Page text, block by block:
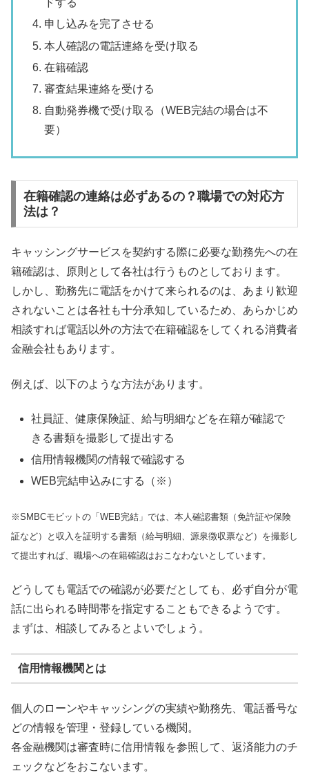
ドする
申し込みを完了させる
本人確認の電話連絡を受け取る
在籍確認
審査結果連絡を受ける
自動発券機で受け取る（WEB完結の場合は不
要）
在籍確認の連絡は必ずあるの？職場での対応方
法は？
キャッシングサービスを契約する際に必要な勤務先への在
籍確認は、原則として各社は行うものとしております。
しかし、勤務先に電話をかけて来られるのは、あまり歓迎
されないことは各社も十分承知しているため、あらかじめ
相談すれば電話以外の方法で在籍確認をしてくれる消費者
金融会社もあります。
例えば、以下のような方法があります。
社員証、健康保険証、給与明細などを在籍が確認で
きる書類を撮影して提出する
信用情報機関の情報で確認する
WEB完結申込みにする（※）
※SMBCモビットの「WEB完結」では、本人確認書類（免許証や保険
証など）と収入を証明する書類（給与明細、源泉徴収票など）を撮影し
て提出すれば、職場への在籍確認はおこなわないとしています。
どうしても電話での確認が必要だとしても、必ず自分が電
話に出られる時間帯を指定することもできるようです。
まずは、相談してみるとよいでしょう。
信用情報機関とは
個人のローンやキャッシングの実績や勤務先、電話番号な
どの情報を管理・登録している機関。
各金融機関は審査時に信用情報を参照して、返済能力のチ
ェックなどをおこないます。